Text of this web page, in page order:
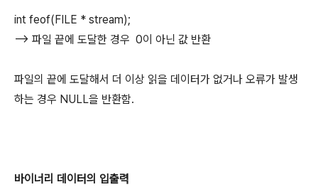
int feof(FILE * stream);
--> 파일 끝에 도달한 경우 0이 아닌 값 반환
파일의 끝에 도달해서 더 이상 읽을 데이터가 없거나 오류가 발생
하는 경우 NULL을 반환함.
바이너리 데이터의 입출력